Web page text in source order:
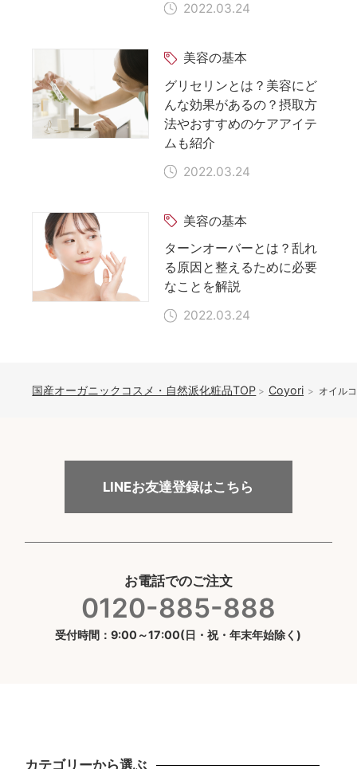
2022.03.24
美容の基本
グリセリンとは？美容にど
んな効果があるの？摂取方
法やおすすめのケアアイテ
ムも紹介
2022.03.24
美容の基本
ターンオーバーとは？乱れ
る原因と整えるために必要
なことを解説
2022.03.24
国産オーガニックコスメ・自然派化粧品TOP Coyori オイル
LINEお友達登録はこちら
お電話でのご注文
0120-885-888
受付時間：9:00～17:00(日・祝・年末年始除く)
カテゴリーから選ぶ